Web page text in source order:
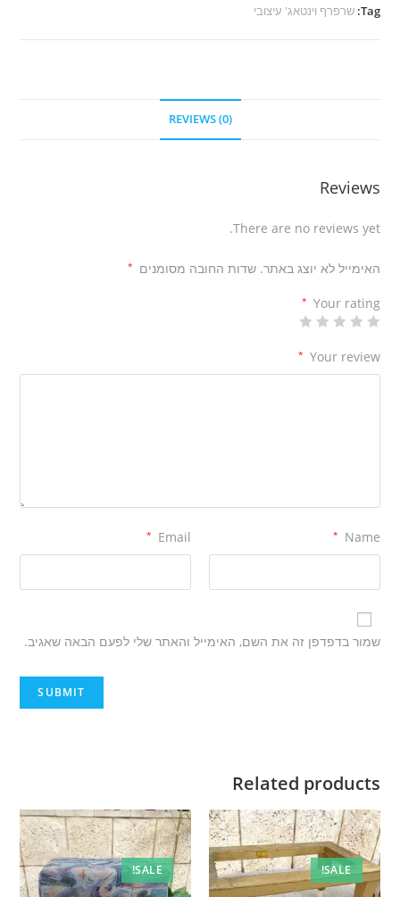
Tag: שרפרף וינטאג' עיצובי
REVIEWS (0)
Reviews
There are no reviews yet.
האימייל לא יוצג באתר. שדות החובה מסומנים *
Your rating
*
Your review
*
Name
*
Email
*
שמור בדפדפן זה את השם, האימייל והאתר שלי לפעם הבאה שאגיב.
Related products
SALE!
SALE!